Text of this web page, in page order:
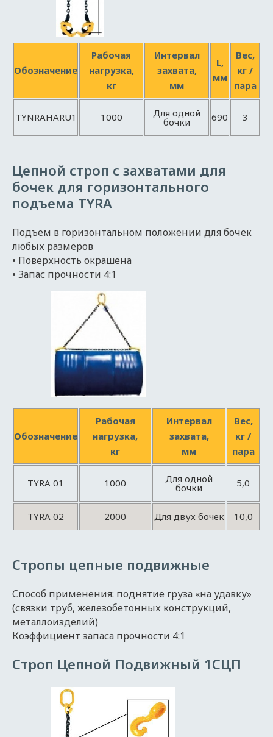
Обозначение
Рабочая
нагрузка,
кг
Интервал
захвата,
мм
L,
мм
Вес,
кг /
пара
TYNRAHARU1 1000 Для одной
бочки 690 3
Цепной строп с захватами для
бочек для горизонтального
подъема TYRA
Подъем в горизонтальном положении для бочек
любых размеров
• Поверхность окрашена
• Запас прочности 4:1
Обозначение
Рабочая
нагрузка,
кг
Интервал
захвата,
мм
Вес,
кг /
пара
TYRA 01 1000 Для одной
бочки 5,0
TYRA 02 2000 Для двух бочек 10,0
Стропы цепные подвижные
Способ применения: поднятие груза «на удавку»
(связки труб, железобетонных конструкций,
металлоизделий)
Коэффициент запаса прочности 4:1
Строп Цепной Подвижный 1СЦП